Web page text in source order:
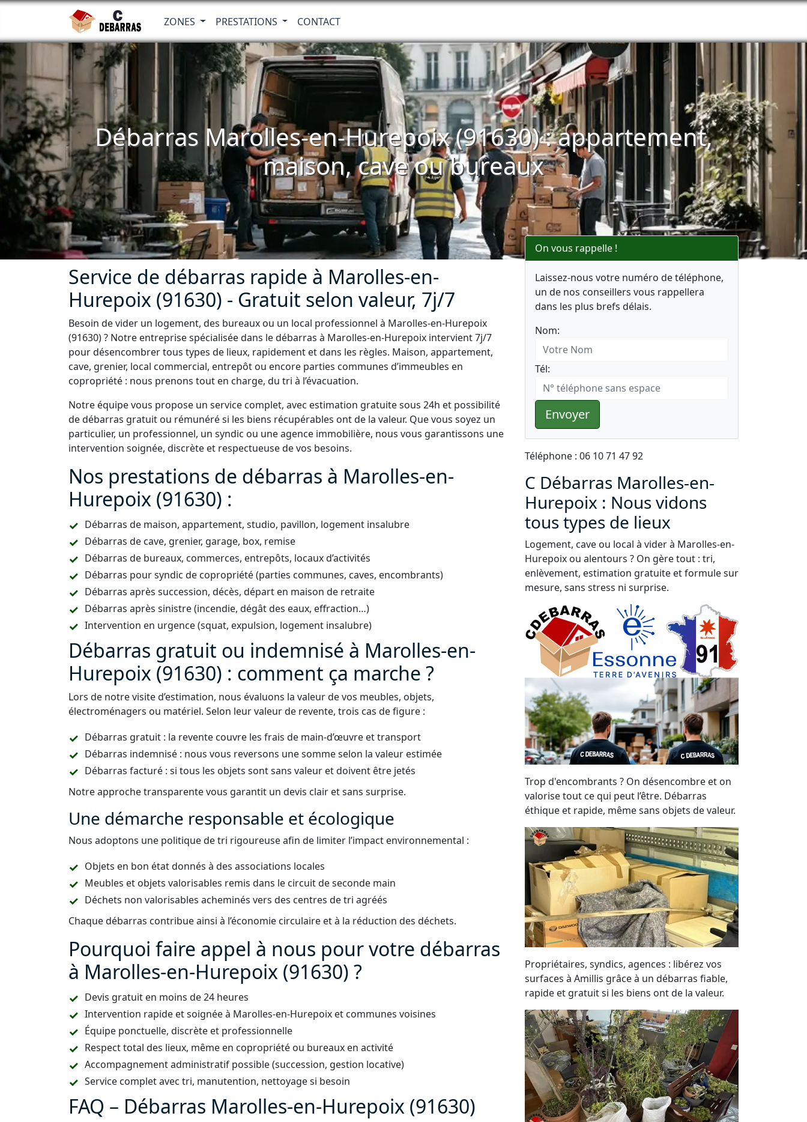
ZONES PRESTATIONS CONTACT
Débarras Marolles-en-Hurepoix (91630) : appartement,
maison, cave ou bureaux
Service de débarras rapide à Marolles-en-
Hurepoix (91630) - Gratuit selon valeur, 7j/7
Besoin de vider un logement, des bureaux ou un local professionnel à Marolles-en-Hurepoix
(91630) ? Notre entreprise spécialisée dans le débarras à Marolles-en-Hurepoix intervient 7j/7
pour désencombrer tous types de lieux, rapidement et dans les règles. Maison, appartement,
cave, grenier, local commercial, entrepôt ou encore parties communes d’immeubles en
copropriété : nous prenons tout en charge, du tri à l’évacuation.
Notre équipe vous propose un service complet, avec estimation gratuite sous 24h et possibilité
de débarras gratuit ou rémunéré si les biens récupérables ont de la valeur. Que vous soyez un
particulier, un professionnel, un syndic ou une agence immobilière, nous vous garantissons une
intervention soignée, discrète et respectueuse de vos besoins.
Nos prestations de débarras à Marolles-en-
Hurepoix (91630) :
Débarras de maison, appartement, studio, pavillon, logement insalubre
Débarras de cave, grenier, garage, box, remise
Débarras de bureaux, commerces, entrepôts, locaux d’activités
Débarras pour syndic de copropriété (parties communes, caves, encombrants)
Débarras après succession, décès, départ en maison de retraite
Débarras après sinistre (incendie, dégât des eaux, effraction…)
Intervention en urgence (squat, expulsion, logement insalubre)
Débarras gratuit ou indemnisé à Marolles-en-
Hurepoix (91630) : comment ça marche ?
Lors de notre visite d’estimation, nous évaluons la valeur de vos meubles, objets,
électroménagers ou matériel. Selon leur valeur de revente, trois cas de figure :
Débarras gratuit : la revente couvre les frais de main-d’œuvre et transport
Débarras indemnisé : nous vous reversons une somme selon la valeur estimée
Débarras facturé : si tous les objets sont sans valeur et doivent être jetés
Notre approche transparente vous garantit un devis clair et sans surprise.
Une démarche responsable et écologique
Nous adoptons une politique de tri rigoureuse afin de limiter l’impact environnemental :
Objets en bon état donnés à des associations locales
Meubles et objets valorisables remis dans le circuit de seconde main
Déchets non valorisables acheminés vers des centres de tri agréés
Chaque débarras contribue ainsi à l’économie circulaire et à la réduction des déchets.
Pourquoi faire appel à nous pour votre débarras
à Marolles-en-Hurepoix (91630) ?
Devis gratuit en moins de 24 heures
Intervention rapide et soignée à Marolles-en-Hurepoix et communes voisines
Équipe ponctuelle, discrète et professionnelle
Respect total des lieux, même en copropriété ou bureaux en activité
Accompagnement administratif possible (succession, gestion locative)
Service complet avec tri, manutention, nettoyage si besoin
FAQ – Débarras Marolles-en-Hurepoix (91630)
On vous rappelle !
Laissez-nous votre numéro de téléphone,
un de nos conseillers vous rappellera
dans les plus brefs délais.
Nom:
Tél:
Envoyer
Téléphone : 06 10 71 47 92
C Débarras Marolles-en-
Hurepoix : Nous vidons
tous types de lieux
Logement, cave ou local à vider à Marolles-en-
Hurepoix ou alentours ? On gère tout : tri,
enlèvement, estimation gratuite et formule sur
mesure, sans stress ni surprise.
Trop d'encombrants ? On désencombre et on
valorise tout ce qui peut l’être. Débarras
éthique et rapide, même sans objets de valeur.
Propriétaires, syndics, agences : libérez vos
surfaces à Amillis grâce à un débarras fiable,
rapide et gratuit si les biens ont de la valeur.